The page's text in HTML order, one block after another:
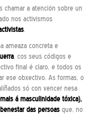
chamar a atención sobre un
nos activismos
.
ameaza concreta e
, cos seus códigos e
final é claro, e todos os
ese obxectivo. As formas, o
só con vencer nesa
á masculinidade tóxica),
das persoasque, no